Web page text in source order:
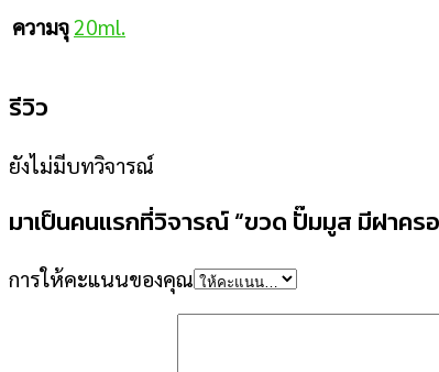
ความจุ 20ml.
รีวิว
ยังไม่มีบทวิจารณ์
มาเป็นคนแรกที่วิจารณ์ “ขวด ปั๊มมูส มีฝาค
การให้คะแนนของคุณ